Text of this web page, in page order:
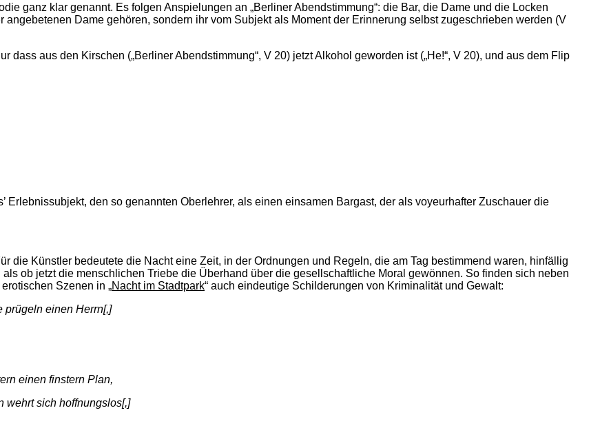
ganz klar genannt. Es folgen Anspielungen an „Berliner Abendstimmung“: die Bar, die Dame und die Locken
Dame gehören, sondern ihr vom Subjekt als Moment der Erinnerung selbst zugeschrieben werden (V
dass aus den Kirschen („Berliner Abendstimmung“, V 20) jetzt Alkohol geworden ist („He!“, V 20), und aus dem Flip
Erlebnissubjekt, den so genannten Oberlehrer, als einen einsamen Bargast, der als voyeurhafter Zuschauer die
die Künstler bedeutete die Nacht eine Zeit, in der Ordnungen und Regeln, die am Tag bestimmend waren, hinfällig
ob jetzt die menschlichen Triebe die Überhand über die gesellschaftliche Moral gewönnen. So finden sich neben
Szenen in „Nacht im Stadtpark“ auch eindeutige Schilderungen von Kriminalität und Gewalt:
prügeln einen Herrn[,]
einen finstern Plan,
wehrt sich hoffnungslos[,]